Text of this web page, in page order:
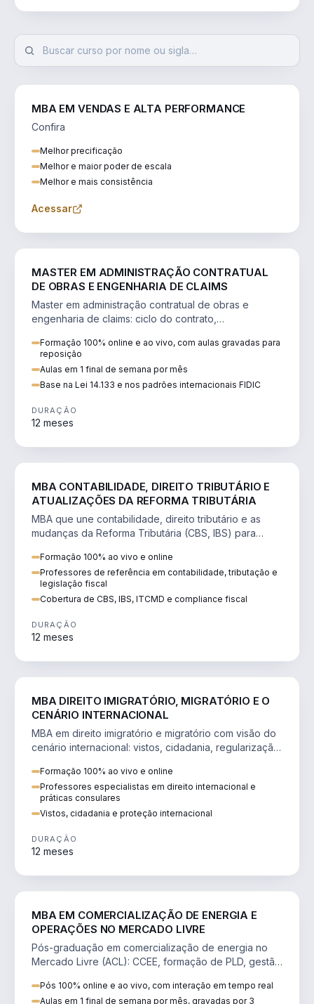
MBA EM VENDAS E ALTA PERFORMANCE
Confira
Melhor precificação
Melhor e maior poder de escala
Melhor e mais consistência
Acessar
MASTER EM ADMINISTRAÇÃO CONTRATUAL
DE OBRAS E ENGENHARIA DE CLAIMS
Master em administração contratual de obras e
engenharia de claims: ciclo do contrato,
Formação 100% online e ao vivo, com aulas gravadas para
reposição
Aulas em 1 final de semana por mês
Base na Lei 14.133 e nos padrões internacionais FIDIC
DURAÇÃO
12 meses
MBA CONTABILIDADE, DIREITO TRIBUTÁRIO E
ATUALIZAÇÕES DA REFORMA TRIBUTÁRIA
MBA que une contabilidade, direito tributário e as
mudanças da Reforma Tributária (CBS, IBS) para
Formação 100% ao vivo e online
Professores de referência em contabilidade, tributação e
legislação fiscal
Cobertura de CBS, IBS, ITCMD e compliance fiscal
DURAÇÃO
12 meses
MBA DIREITO IMIGRATÓRIO, MIGRATÓRIO E O
CENÁRIO INTERNACIONAL
MBA em direito imigratório e migratório com visão do
cenário internacional: vistos, cidadania, regularização
Formação 100% ao vivo e online
Professores especialistas em direito internacional e
práticas consulares
Vistos, cidadania e proteção internacional
DURAÇÃO
12 meses
MBA EM COMERCIALIZAÇÃO DE ENERGIA E
OPERAÇÕES NO MERCADO LIVRE
Pós-graduação em comercialização de energia no
Mercado Livre (ACL): CCEE, formação de PLD, gestão
Pós 100% online e ao vivo, com interação em tempo real
Aulas em 1 final de semana por mês, gravadas por 3